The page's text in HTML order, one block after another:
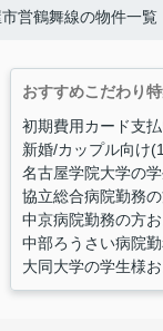
営鶴舞線の物件一覧
おすすめこだわり
初期費用カード支
新婚/カップル向け
名古屋学院大学の
協立総合病院勤務
中京病院勤務の方
中部ろうさい病院
大同大学の学生様